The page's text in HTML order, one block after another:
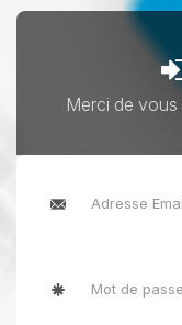
Merci de vous